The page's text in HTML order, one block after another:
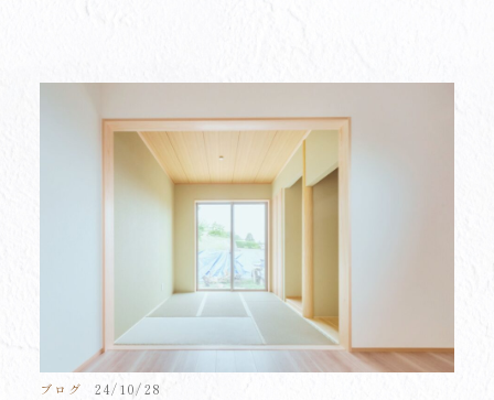
ブログ 24/10/28